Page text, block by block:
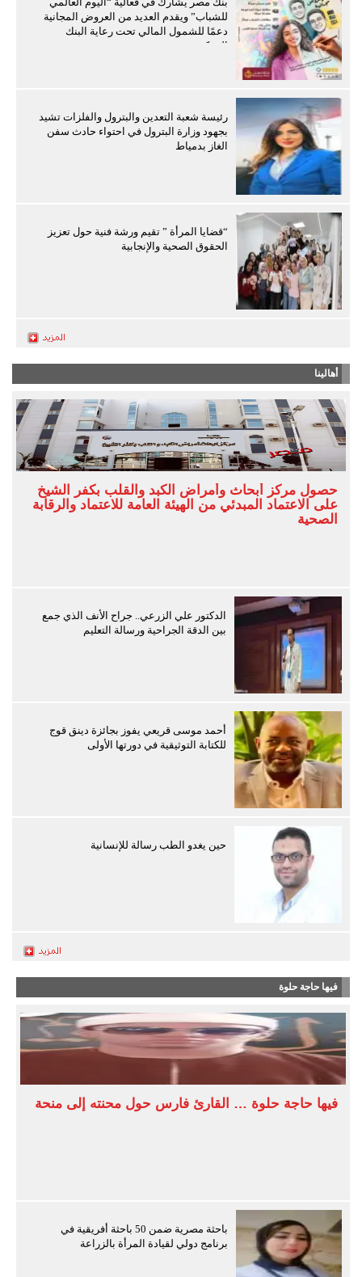
للشباب” ويقدم العديد من العروض المجانية
دعمًا للشمول المالي تحت رعاية البنك
المركزي
رئيسة شعبة التعدين والبترول والفلزات تشيد
بجهود وزارة البترول في احتواء حادث سفن
الغاز بدمياط
“قضايا المرأة ” تقيم ورشة فنية حول تعزيز
الحقوق الصحية والإنجابية
أهالينا
حصول مركز أبحاث وأمراض الكبد والقلب بكفر الشيخ
على الاعتماد المبدئي من الهيئة العامة للاعتماد والرقابة
الصحية
الدكتور علي الزرعي.. جراح الأنف الذي جمع
بين الدقة الجراحية ورسالة التعليم
أحمد موسى قريعي يفوز بجائزة دينق قوج
للكتابة التوثيقية في دورتها الأولى
حين يغدو الطب رسالة للإنسانية
فيها حاجة حلوة
فيها حاجة حلوة … القارئ فارس حول محنته إلى منحة
باحثة مصرية ضمن 50 باحثة أفريقية في
برنامج دولي لقيادة المرأة بالزراعة